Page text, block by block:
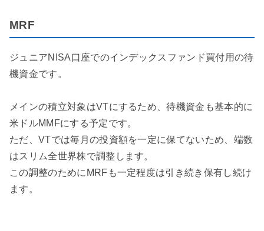
MRF
ジュニアNISA口座でのインデックスファンド買付用の待
機資金です。
メインの積立対象はVTにするため、待機資金も基本的に
米ドルMMFにする予定です。
ただ、VTでは毎月の投資額を一定に保てないため、端数
はスリム全世界株で調整します。
この調整のためにMRFも一定程度は引き続き保有し続け
ます。